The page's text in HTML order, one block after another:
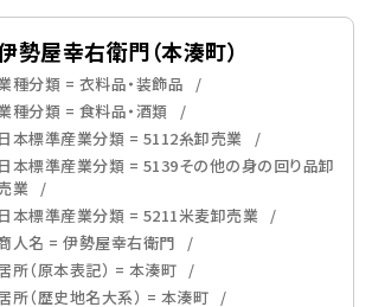
勢屋幸右衛門（本湊町）
種分類 = 衣料品・装飾品
種分類 = 食料品・酒類
日本標準産業分類 = 5112糸卸売業
日本標準産業分類 = 5139その他の身の回り品卸
業
日本標準産業分類 = 5211米麦卸売業
人名 = 伊勢屋幸右衛門
所（原本表記） = 本湊町
所（歴史地名大系） = 本湊町